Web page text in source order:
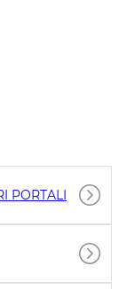
PORTALI